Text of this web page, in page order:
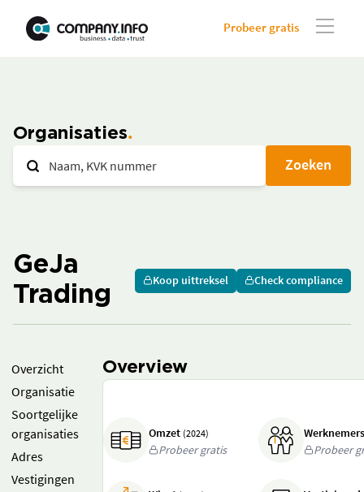
Probeer gratis
Organisaties
Zoeken
GeJa
Trading
Koop uittreksel Check compliance
Overzicht
Organisatie
Soortgelijke
organisaties
Adres
Vestigingen
Overview
Omzet (2024)
Probeer gratis
Probeer